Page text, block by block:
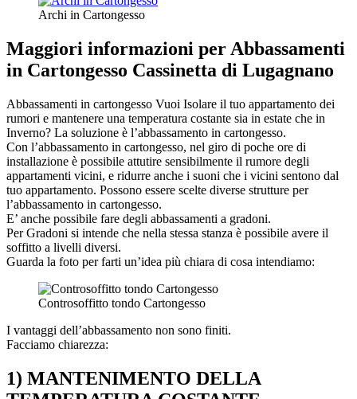
Archi in Cartongesso
Maggiori informazioni per Abbassamenti
in Cartongesso Cassinetta di Lugagnano
Abbassamenti in cartongesso Vuoi Isolare il tuo appartamento dei
rumori e mantenere una temperatura costante sia in estate che in
Inverno? La soluzione è l’abbassamento in cartongesso.
Con l’abbassamento in cartongesso, nel giro di poche ore di
installazione è possibile attutire sensibilmente il rumore degli
appartamenti vicini, e ridurre anche i suoni che i vicini sentono dal
tuo appartamento. Possono essere scelte diverse strutture per
l’abbassamento in cartongesso.
E’ anche possibile fare degli abbassamenti a gradoni.
Per Gradoni si intende che nella stessa stanza è possibile avere il
soffitto a livelli diversi.
Guarda la foto per farti un’idea più chiara di cosa intendiamo:
Controsoffitto tondo Cartongesso
I vantaggi dell’abbassamento non sono finiti.
Facciamo chiarezza:
1) MANTENIMENTO DELLA